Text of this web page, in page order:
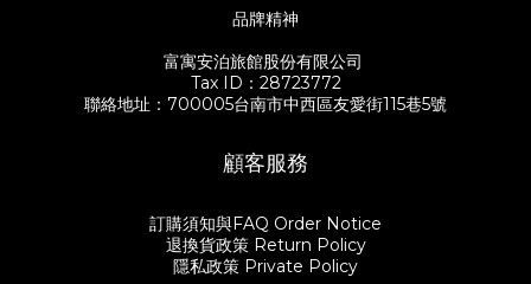
品牌精神
富寓安泊旅館股份有限公司
Tax ID：28723772
聯絡地址：700005台南市中西區友愛街115巷5號
顧客服務
訂購須知與FAQ Order Notice
退換貨政策 Return Policy
隱私政策 Private Policy